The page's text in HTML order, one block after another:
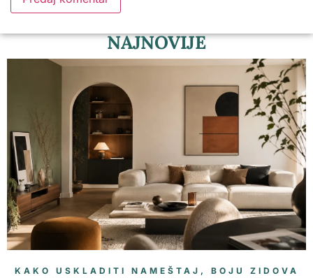
NAJNOVIJE
KAKO USKLADITI NAMEŠTAJ, BOJU ZIDOVA